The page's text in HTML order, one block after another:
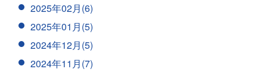
2025年02月(6)
2025年01月(5)
2024年12月(5)
2024年11月(7)